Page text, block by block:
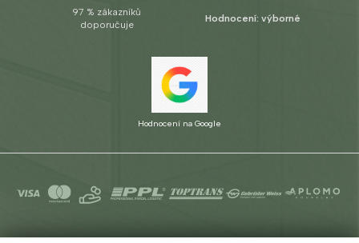
97 % zákazníků
doporučuje
Hodnocení: výborné
Hodnocení na Google